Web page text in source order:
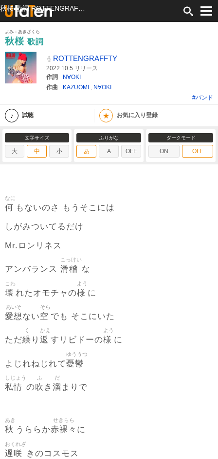
よみ：あきざくら
秋桜 歌詞
ROTTENGRAFFTY
2022.10.5 リリース
作詞
N∀OKI
作曲
KAZUOMI , N∀OKI
#バンド
試聴 ★ お気に入り登録
文字サイズ
大 中 小
ふりがな
あ A OFF
ダークモード
ON OFF
何
なに
もないのさ もうそこには
しがみついてるだけ
Mr.ロンリネス
アンバランス 滑稽
こっけい
な
壊
こわ
れたオモチャの様
よう
に
愛想
あいそ
ない空
そら
でも そこにいた
ただ繰
く
り 返
かえ
すリビドーの様
よう
に
よじれねじれて憂鬱
ゆううつ
私情
しじょう
の吹
ふ
き 溜
だ
まりで
秋
あき
うららか赤裸々
せきらら
に
遅咲
おくれざ
きのコスモス